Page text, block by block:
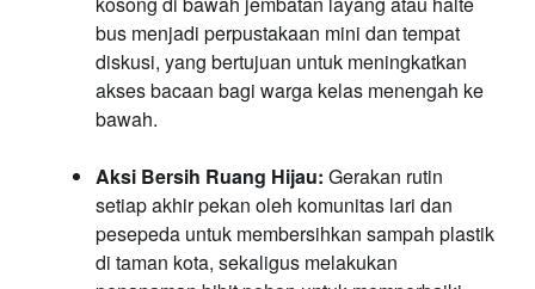
bus menjadi perpustakaan mini dan tempat
diskusi, yang bertujuan untuk meningkatkan
akses bacaan bagi warga kelas menengah ke
bawah.
Aksi Bersih Ruang Hijau: Gerakan rutin
setiap akhir pekan oleh komunitas lari dan
pesepeda untuk membersihkan sampah plastik
di taman kota, sekaligus melakukan